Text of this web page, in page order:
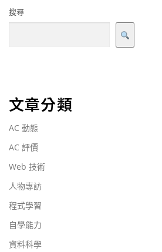
搜尋
文章分類
AC 動態
AC 評價
Web 技術
人物專訪
程式學習
自學能力
資料科學